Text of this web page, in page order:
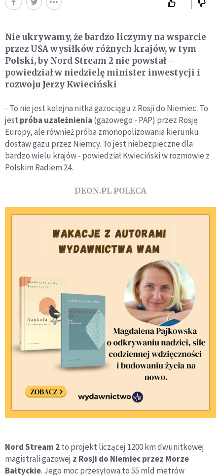
Nie ukrywamy, że bardzo liczymy na wsparcie
przez USA wysiłków różnych krajów, w tym
Polski, by Nord Stream 2 nie powstał -
powiedział w niedzielę minister inwestycji i
rozwoju Jerzy Kwieciński
- To nie jest kolejna nitka gazociągu z Rosji do Niemiec. To
jest próba uzależnienia (gazowego - PAP) przez Rosję
Europy, ale również próba zmonopolizowania kierunku
dostaw gazu przez Niemcy. To jest niebezpieczne dla
bardzo wielu krajów - powiedział Kwieciński w rozmowie z
Polskim Radiem 24.
DEON.PL POLECA
Nord Stream 2to projekt liczącej 1200 km dwunitkowej
magistrali gazowej z Rosji do Niemiec przez Morze
Bałtyckie. Jego moc przesyłowa to 55 mld metrów